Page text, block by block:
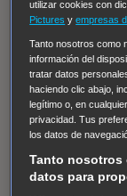
Evolution
Hailey
NCIS:
The
The
Chicago
de
Ladrón de
utilizar cookies con
Pictures yempresas
Tanto nosotros como
información del
tratar datos
haciendo clic abajo,
legítimo o, en
privacidad. Tus
los datos de
Tanto nosotros
datos para